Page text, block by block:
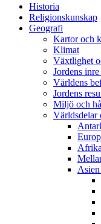
Historia
Religionskunskap
Geografi
Kartor och
Klimat
Växtlighet
Jordens
Världens
Jordens
Miljö och
Världsdelar